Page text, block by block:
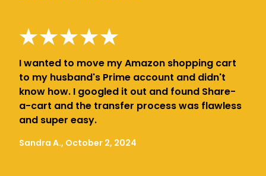
I wanted to move my Amazon shopping cart
to my husband's Prime account and didn't
know how. I googled it out and found Share-
a-cart and the transfer process was flawless
and super easy.
Sandra A., October 2, 2024